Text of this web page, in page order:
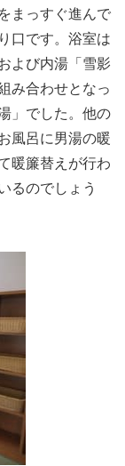
まっすぐ進んで
口です。浴室は
よび内湯「雪影
み合わせとなっ
」でした。他の
風呂に男湯の暖
暖簾替えが行わ
るのでしょう